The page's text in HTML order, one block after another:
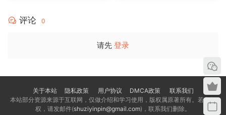
Now new: coreFX Utility
Streamline your editinq process with audiolove.me our
parameters. Benefit form the massive collectoin of
essential hiqh-guality fools for professoinal editinq.
评论 0
请先 登录
关于本站 隐私政策 用户协议 DMCA政策
联系我们
本站部分资源来源于互联网，仅做介绍和学习使用，版权属原著所有。若有侵
权，请发邮件(shuziyinpin@gmail.com)，联系我们删除。